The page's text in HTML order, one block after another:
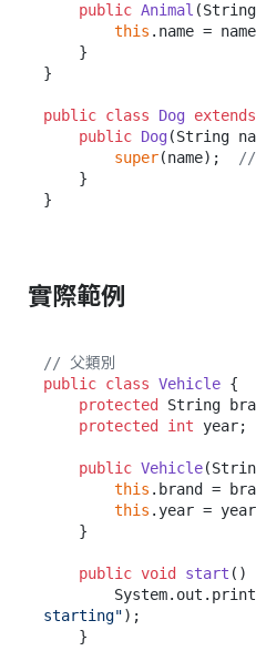
public Animal (String
this .name =
}
public class Dog extends
public Dog(String
super(name); //
實際範例
// 父類別
public class Vehicle {
protected String
protected int year;
public Vehicle
this .brand =
this .year =
public void start ()
starting");